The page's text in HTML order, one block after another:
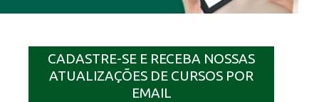
CADASTRE-SE E RECEBA NOSSAS
ATUALIZAÇÕES DE CURSOS POR
EMAIL